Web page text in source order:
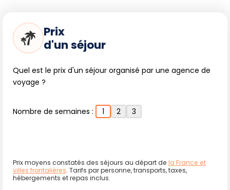
Prix
d'un séjour
Quel est le prix d'un séjour organisé par une agence de
voyage ?
Nombre de semaines : 1 2 3
Prix moyens constatés des séjours au départ de la France et
villes frontalières. Tarifs par personne, transports, taxes,
hébergements et repas inclus.